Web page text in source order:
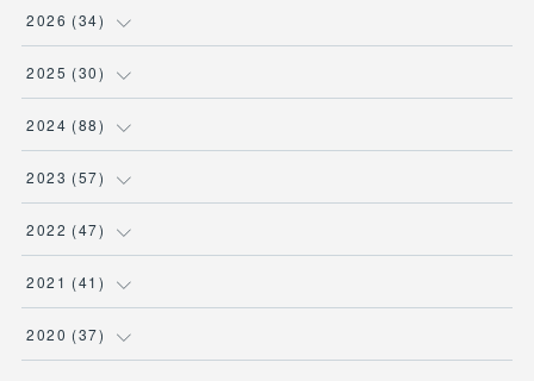
2026 (34)
(1)
(4)
(3)
(5)
2025 (30)
(6)
(4)
(3)
( 2 )
2024 (88)
(7)
(8)
( 9 )
(3)
2023 (57)
(7)
( 6 )
(4)
2022 (47)
(7 )
(7)
2021 (41 )
(2)
2020 (37)